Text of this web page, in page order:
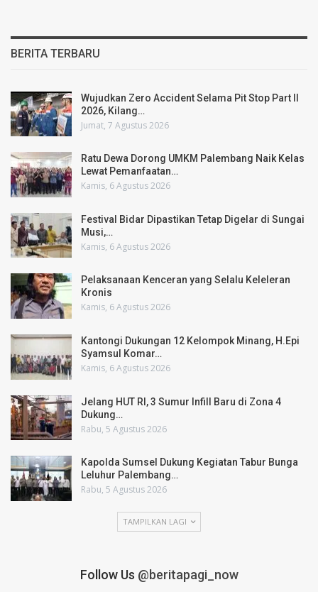
BERITA TERBARU
Wujudkan Zero Accident Selama Pit Stop Part II
2026, Kilang…
Jumat, 7 Agustus 2026
Ratu Dewa Dorong UMKM Palembang Naik Kelas
Lewat Pemanfaatan…
Kamis, 6 Agustus 2026
Festival Bidar Dipastikan Tetap Digelar di Sungai
Musi,…
Kamis, 6 Agustus 2026
Pelaksanaan Kenceran yang Selalu Keleleran
Kronis
Kamis, 6 Agustus 2026
Kantongi Dukungan 12 Kelompok Minang, H.Epi
Syamsul Komar…
Kamis, 6 Agustus 2026
Jelang HUT RI, 3 Sumur Infill Baru di Zona 4
Dukung…
Rabu, 5 Agustus 2026
Kapolda Sumsel Dukung Kegiatan Tabur Bunga
Leluhur Palembang…
Rabu, 5 Agustus 2026
TAMPILKAN LAGI
Follow Us @beritapagi_now